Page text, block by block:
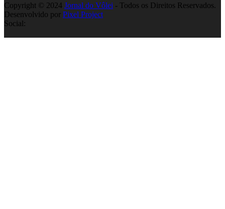
Copyright © 2024 Jornal do Vôlei - Todos os Direitos Reservados.
Desenvolvido por Pixel Project
Social: